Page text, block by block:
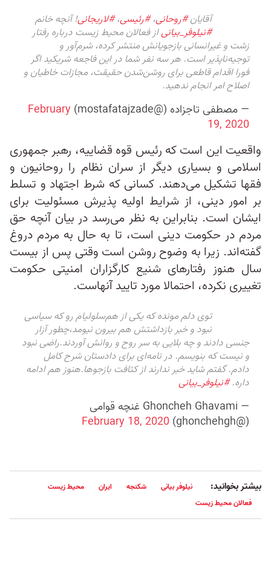
آقایان#روحانی،#رئیسی،#لاریجانی! آنچه خانم
#نیلوفر_بیانیاز فعالان محیط زیست درباره رفتار
زشت و غیرانسانی بازجویانش منتشر کرده، شرم‌آور و
توجیه‌ناپذیر است. هر سه نفر شما در این فاجعه شریکید اگر
فورا اقدام قاطعی برای روشن‌شدن حقیقت، مجازات خاطیان و
اصلاح امر انجام ندهید.
— مصطفی تاجزاده (@mostafatajzade)
February
19, 2020
واقعیت این است که رئیس قوه قضاییه، رهبر جمهوری
اسلامی و بسیاری دیگر از سران نظام را روحانیون و
فقها تشکیل می‌دهند. کسانی که شرط اجتهاد و تسلط
بر امور دینی، از شرایط اولیه پذیرش مسئولیت برای
ایشان است. بنابراین به نظر می‌رسد در بیان آنچه حق
مردم در حکومت دینی است، تا به حال به مردم دروغ
گفته‌اند. زیرا به وضوح روشن است وقتی پس از بیست
سال هنوز رفتارهای شنیع کارگزاران امنیتی حکومت
تغییری نکرده، احتمالا مورد تایید آنهاست.
توی دلم مونده که یکی از هم‌سلولیام رو که سیاسی
نبود و خبر بازداشتش هم بیرون نیومد،چطور آزار
جنسی دادند و چه بلایی به سر روح و روانش آوردند.راضی نبود
و نیست که بنویسم. در نامه‌ای برای دادستان شرح کامل
دادم. گفتم شاید خبر ندارند از کثافت‌ بازجوها.هنوز هم ادامه
داره.#نیلوفر_بیانی
— Ghoncheh Ghavami غنچه قوامی
(@ghonchehgh)
February 18, 2020
بیشتر بخوانید: نیلوفر بیانی شکنجه ایران
محیط زیست
فعالان محیط زیست